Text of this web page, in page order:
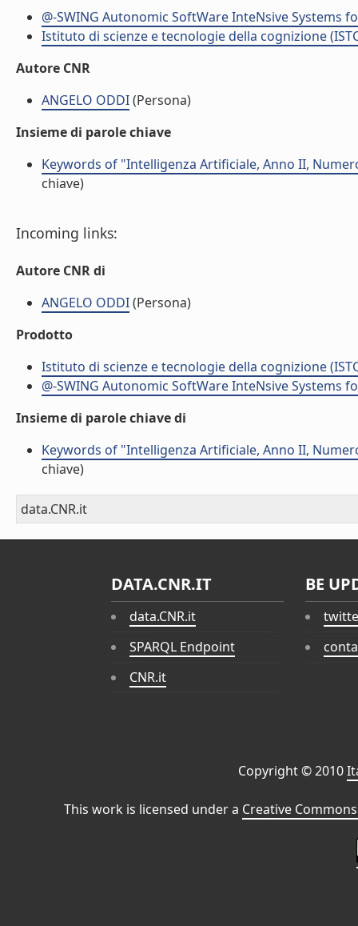
@-SWING Autonomic SoftWare InteNsive Systems
Istituto di scienze e tecnologie della cognizione
Autore CNR
ANGELO ODDI(Persona)
Insieme di parole chiave
Keywords of "Intelligenza Artificiale, Anno II,
chiave)
Incoming links:
Autore CNR di
ANGELO ODDI(Persona)
Prodotto
Istituto di scienze e tecnologie della cognizione
@-SWING Autonomic SoftWare InteNsive Systems
Insieme di parole chiave di
Keywords of "Intelligenza Artificiale, Anno II,
chiave)
data.CNR.it
DATA.CNR.IT
data.CNR.it
SPARQL Endpoint
CNR.it
BE
Copyright © 2010
This work is licensed under a Creative